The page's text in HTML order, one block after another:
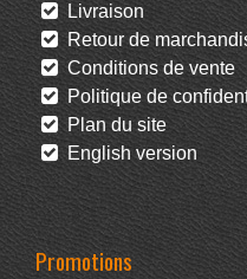
Livraison
Retour de
Conditions de vente
Politique de
Plan du site
English version
Promotions